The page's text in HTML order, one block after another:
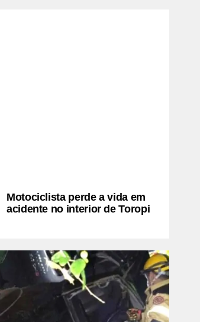
Motociclista perde a vida em
acidente no interior de Toropi